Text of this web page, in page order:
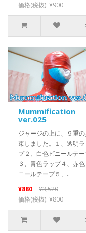
価格(税抜): ¥900
Mummification
ver.025
ジャージの上に、９重の
束しました。１、透明ラ
プ２、白色ビニールテ
３、青色ラップ４、赤
ニールテープ５、..
¥880
¥3,520
価格(税抜): ¥800